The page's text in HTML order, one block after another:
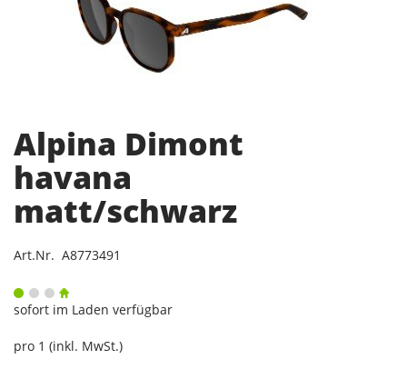
Alpina Dimont
havana
matt/schwarz
Art.Nr. A8773491
sofort im Laden verfügbar
pro 1 (inkl. MwSt.)